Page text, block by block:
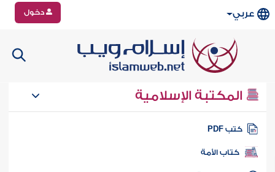
عربي دخول
المكتبة الإسلامية
كتب PDF